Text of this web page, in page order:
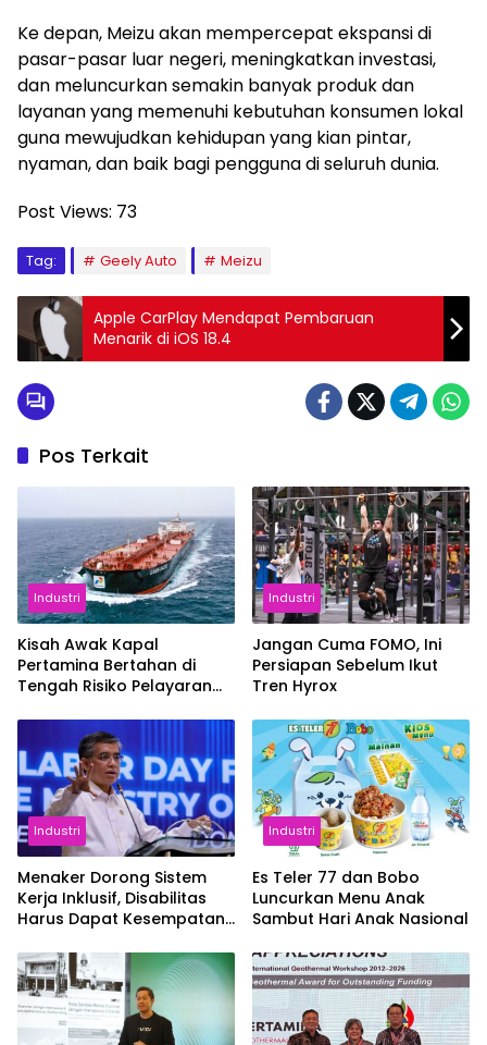
Ke depan, Meizu akan mempercepat ekspansi di
pasar-pasar luar negeri, meningkatkan investasi,
dan meluncurkan semakin banyak produk dan
layanan yang memenuhi kebutuhan konsumen lokal
guna mewujudkan kehidupan yang kian pintar,
nyaman, dan baik bagi pengguna di seluruh dunia.
Post Views: 73
Tag: Geely Auto Meizu
Apple CarPlay Mendapat Pembaruan
Menarik di iOS 18.4
Pos Terkait
Industri
Kisah Awak Kapal
Pertamina Bertahan di
Tengah Risiko Pelayaran
Industri
Jangan Cuma FOMO, Ini
Persiapan Sebelum Ikut
Tren Hyrox
Industri
Menaker Dorong Sistem
Kerja Inklusif, Disabilitas
Harus Dapat Kesempatan
Industri
Es Teler 77 dan Bobo
Luncurkan Menu Anak
Sambut Hari Anak Nasional